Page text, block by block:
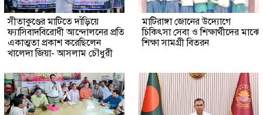
সীতাকুণ্ডের মাটিতে দাঁড়িয়ে
ফ্যাসিবাদবিরোধী আন্দোলনের প্রতি
একাত্মতা প্রকাশ করেছিলেন
খালেদা জিয়া- আসলাম চৌধুরী
মাটিরাঙ্গা জোনের উদ্যোগে
চিকিৎসা সেবা ও শিক্ষার্থীদের মাঝে
শিক্ষা সামগ্রী বিতরন